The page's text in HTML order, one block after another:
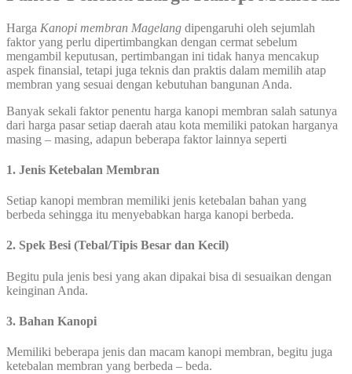
Harga Kanopi membran Magelang dipengaruhi oleh sejumlah
faktor yang perlu dipertimbangkan dengan cermat sebelum
mengambil keputusan, pertimbangan ini tidak hanya mencakup
aspek finansial, tetapi juga teknis dan praktis dalam memilih atap
membran yang sesuai dengan kebutuhan bangunan Anda.
Banyak sekali faktor penentu harga kanopi membran salah satunya
dari harga pasar setiap daerah atau kota memiliki patokan harganya
masing – masing, adapun beberapa faktor lainnya seperti
1. Jenis Ketebalan Membran
Setiap kanopi membran memiliki jenis ketebalan bahan yang
berbeda sehingga itu menyebabkan harga kanopi berbeda.
2. Spek Besi (Tebal/Tipis Besar dan Kecil)
Begitu pula jenis besi yang akan dipakai bisa di sesuaikan dengan
keinginan Anda.
3. Bahan Kanopi
Memiliki beberapa jenis dan macam kanopi membran, begitu juga
ketebalan membran yang berbeda – beda.